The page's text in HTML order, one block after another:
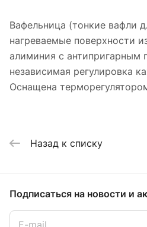
Вафельница (тонкие вафли
нагреваемые поверхности
алиминия с антипригарным
независимая регулировка
Оснащена
Назад к списку
Подписаться на новости и